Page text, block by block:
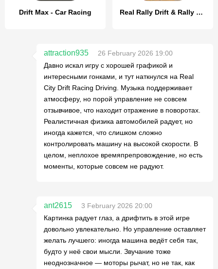
Drift Max - Car Racing Real Rally Drift & Rally Race
attraction935
26 February 2026 19:00
Давно искал игру с хорошей графикой и
интересными гонками, и тут наткнулся на Real
City Drift Racing Driving. Музыка поддерживает
атмосферу, но порой управление не совсем
отзывчивое, что находит отражение в поворотах.
Реалистичная физика автомобилей радует, но
иногда кажется, что слишком сложно
контролировать машину на высокой скорости. В
целом, неплохое времяпрепровождение, но есть
моменты, которые совсем не радуют.
ant2615
3 February 2026 20:00
Картинка радует глаз, а дрифтить в этой игре
довольно увлекательно. Но управление оставляет
желать лучшего: иногда машина ведёт себя так,
будто у неё свои мысли. Звучание тоже
неоднозначное — моторы рычат, но не так, как